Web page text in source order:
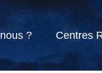
? Centres